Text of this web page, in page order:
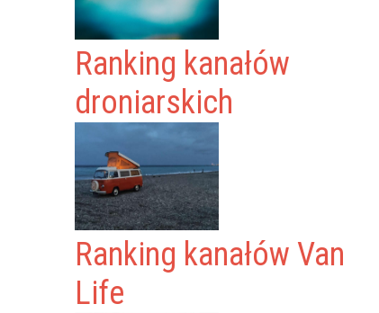
Ranking kanałów
droniarskich
Ranking kanałów Van
Life